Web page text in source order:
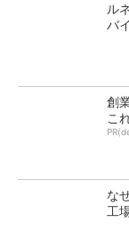
ル
バ
創
こ
な
工